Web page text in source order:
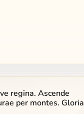
regina. Ascende
per montes. Gloria